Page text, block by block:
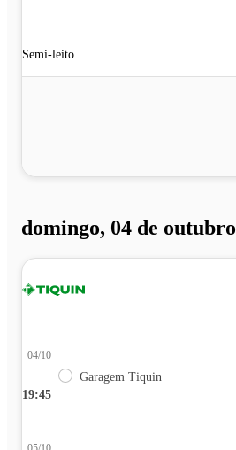
Semi-leito
domingo, 04 de outubro
19:45
04/10
Garagem Tiquin